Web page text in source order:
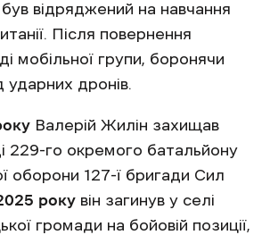
відряджений на навчання
Після повернення
мобільної групи, боронячи
ударних дронів.
Валерій Жилін захищав
229-го окремого батальйону
оборони 127-ї бригади Сил
року він загинув у селі
громади на бойовій позиції,